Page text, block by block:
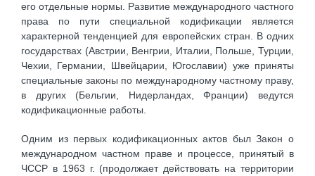
его отдельные нормы. Развитие международного частного
права по пути специальной кодификации является
характерной тенденцией для европейских стран. В одних
государствах (Австрии, Венгрии, Италии, Польше, Турции,
Чехии, Германии, Швейцарии, Югославии) уже приняты
специальные законы по международному частному праву,
в других (Бельгии, Нидерландах, Франции) ведутся
кодификационные работы.
Одним из первых кодификационных актов был Закон о
международном частном праве и процессе, принятый в
ЧССР в 1963 г. (продолжает действовать на территории